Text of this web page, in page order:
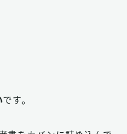
です。